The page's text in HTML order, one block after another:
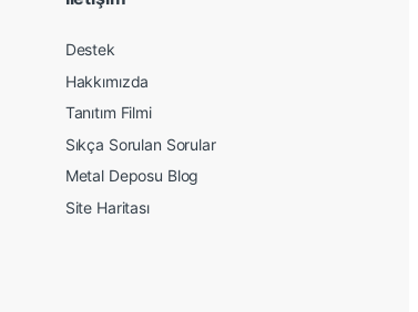
Destek
Hakkımızda
Tanıtım Filmi
Sıkça Sorulan Sorular
Metal Deposu Blog
Site Haritası